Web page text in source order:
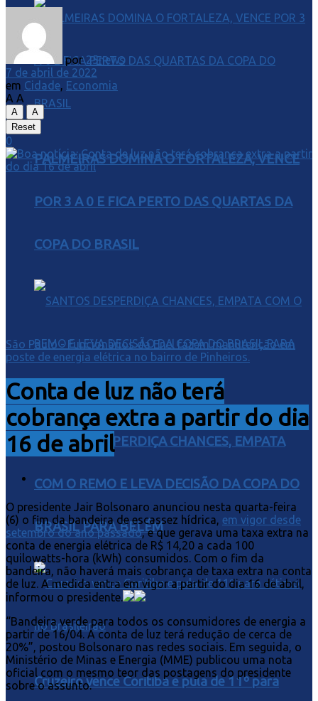
PALMEIRAS DOMINA O FORTALEZA, VENCE
POR 3 A 0 E FICA PERTO DAS QUARTAS DA
COPA DO BRASIL
SANTOS DESPERDIÇA CHANCES, EMPATA
COM O REMO E LEVA DECISÃO DA COPA DO
BRASIL PARA BELÉM
Cruzeiro vence Coritiba e pula de 11º para
por 25news
7 de abril de 2022
em Cidade Economia
A A
A
A
Reset
0
São Paulo - Funcionários da Enel fazem manutenção em
poste de energia elétrica no bairro de Pinheiros.
Conta de luz não terá
cobrança extra a partir do dia
16 de abril
O presidente Jair Bolsonaro anunciou nesta quarta-feira
(6) o fim da bandeira de escassez hídrica, em vigor desde
setembro do ano passado, e que gerava uma taxa extra na
conta de energia elétrica de R$ 14,20 a cada 100
quilowatts-hora (kWh) consumidos. Com o fim da
bandeira, não haverá mais cobrança de taxa extra na conta
de luz. A medida entra em vigor a partir do dia 16 de abril,
informou o presidente.
“Bandeira verde para todos os consumidores de energia a
partir de 16/04. A conta de luz terá redução de cerca de
20%”, postou Bolsonaro nas redes sociais. Em seguida, o
Ministério de Minas e Energia (MME) publicou uma nota
oficial com o mesmo teor das postagens do presidente
sobre o assunto.